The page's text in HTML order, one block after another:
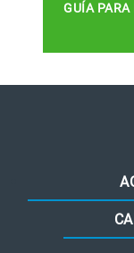
GUÍA PARA